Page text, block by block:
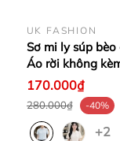
UK FASHION
Sơ mi ly súp
Áo rời không
170.000₫
280.000₫ -40%
+2